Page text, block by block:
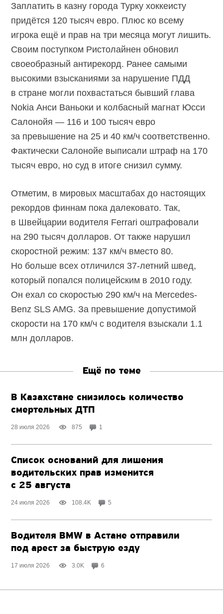
Заплатить в казну города Турку хоккеисту
придётся 120 тысяч евро. Плюс ко всему
игрока ещё и прав на три месяца могут лишить.
Своим поступком Ристолайнен обновил
своеобразный антирекорд. Ранее самыми
высокими взысканиями за нарушение ПДД
в стране могли похвастаться бывший глава
Nokia Анси Ваньоки и колбасный магнат Юсси
Салонойя — 116 и 100 тысяч евро
за превышение на 25 и 40 км/ч соответственно.
Фактически Салонойе выписали штраф на 170
тысяч евро, но суд в итоге снизил сумму.
Отметим, в мировых масштабах до настоящих
рекордов финнам пока далековато. Так,
в Швейцарии водителя Ferrari оштрафовали
на 290 тысяч долларов. От также нарушил
скоростной режим: 137 км/ч вместо 80.
Но больше всех отличился 37-летний швед,
который попался полицейским в 2010 году.
Он ехал со скоростью 290 км/ч на Mercedes-
Benz SLS AMG. За превышение допустимой
скорости на 170 км/ч с водителя взыскали 1.1
млн долларов.
Ещё по теме
В Казахстане снизилось количество
смертельных ДТП
28 июля 2026 875 1
Список оснований для лишения
водительских прав изменится
с 25 августа
24 июля 2026 108.4K 5
Водителя BMW в Астане отправили
под арест за быструю езду
17 июля 2026 3.0K 6